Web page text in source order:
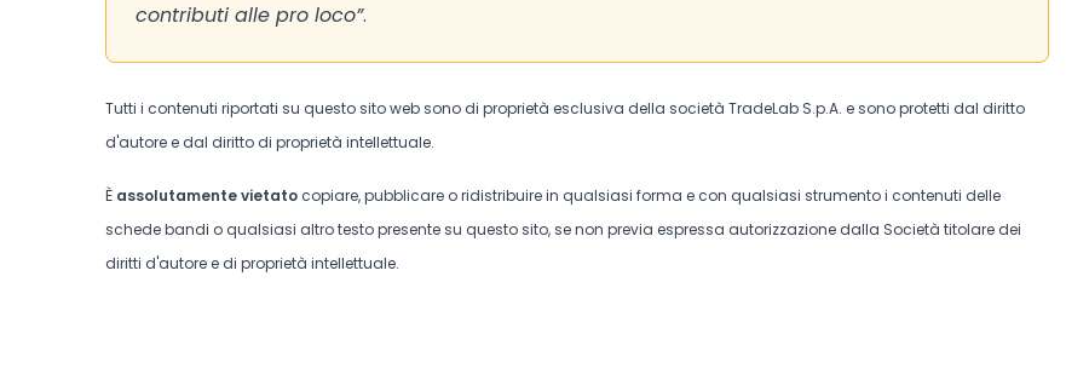
contributi alle pro loco”.
Tutti i contenuti riportati su questo sito web sono di proprietà esclusiva della società TradeLab S.p.A. e sono protetti dal diritto
d'autore e dal diritto di proprietà intellettuale.
È assolutamente vietato copiare, pubblicare o ridistribuire in qualsiasi forma e con qualsiasi strumento i contenuti delle
schede bandi o qualsiasi altro testo presente su questo sito, se non previa espressa autorizzazione dalla Società titolare dei
diritti d'autore e di proprietà intellettuale.